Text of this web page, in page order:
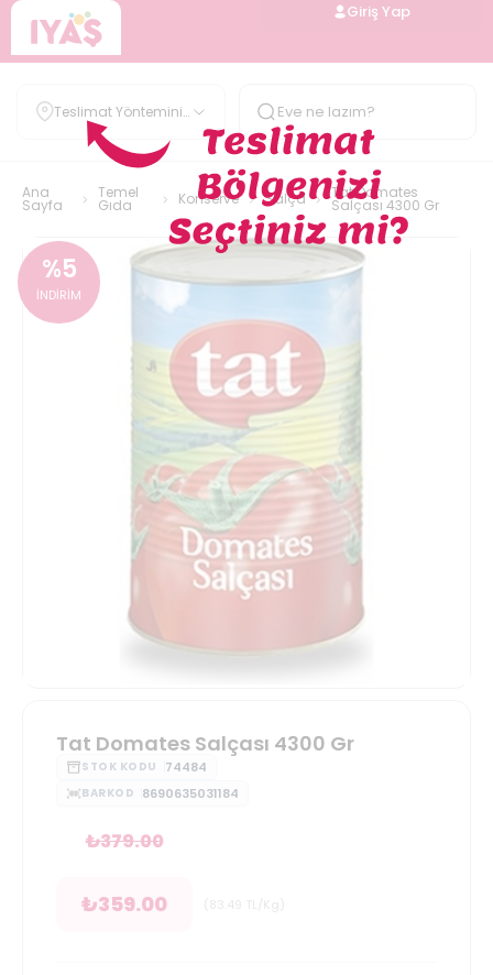
Giriş Yap
Teslimat Yöntemini
Belirle
Ana
Sayfa
Temel
Gıda Konserve Salça Tat Domates
Salçası 4300 Gr
%5
İNDİRİM
Tat Domates Salçası 4300 Gr
STOK KODU 74484
BARKOD 8690635031184
₺379.00
₺359.00